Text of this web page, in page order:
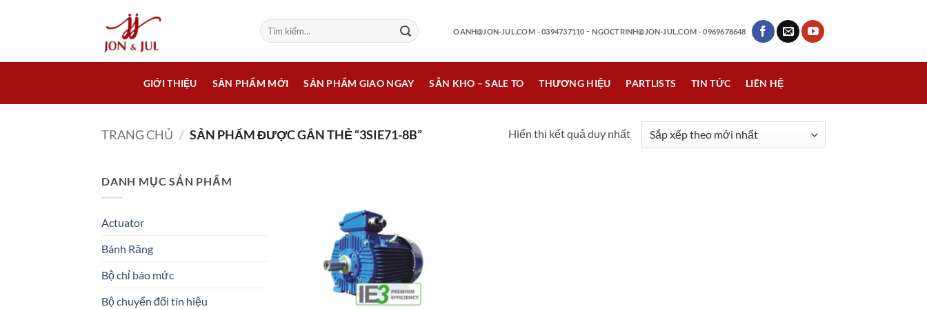
dung
Tìm
kiếm:
OANH@JON-JUL.COM - 0394737110 -NGOCTRINH@JON-JUL.COM - 0969678648
GIỚI THIỆU SẢN PHẨM MỚI SẢN PHẨM GIAO NGAY SẴN KHO – SALE TO THƯƠNG HIỆU PARTLISTS TIN TỨC LIÊN HỆ
TRANG CHỦ / SẢN PHẨM ĐƯỢC GẮN THẺ “3SIE71-8B” Hiển thị kết quả duy nhất
DANH MỤC SẢN PHẨM
Actuator
Bánh Răng
Bộ chỉ báo mức
Bộ chuyển đổi tín hiệu